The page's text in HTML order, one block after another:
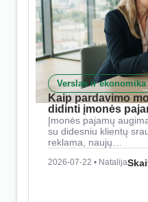
Verslas ir ekonomika
Kaip pardavimo
didinti įmonės
Įmonės pajamų
su didesniu klientų
reklama, naujų…
2026-07-22 • Natalija